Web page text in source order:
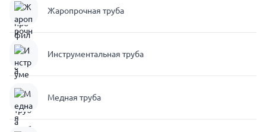
Жаропрочная труба
Инструментальная труба
Медная труба